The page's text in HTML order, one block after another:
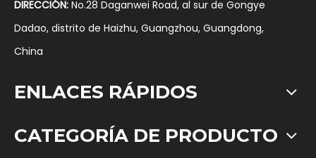
DIRECCIÓN: No.28 Daganwei Road, al sur de Gongye
Dadao, distrito de Haizhu, Guangzhou, Guangdong,
China
ENLACES RÁPIDOS
CATEGORÍA DE PRODUCTO